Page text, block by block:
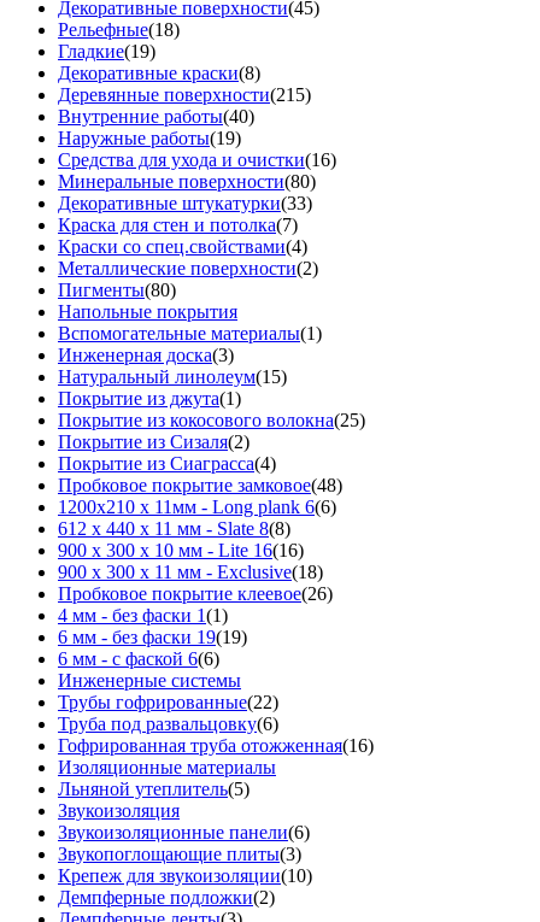
Декоративные поверхности(45)
Рельефные(18)
Гладкие(19)
Декоративные краски(8)
Деревянные поверхности(215)
Внутренние работы(40)
Наружные работы(19)
Средства для ухода и очистки(16)
Минеральные поверхности(80)
Декоративные штукатурки(33)
Краска для стен и потолка(7)
Краски со спец.свойствами(4)
Металлические поверхности(2)
Пигменты(80)
Напольные покрытия
Вспомогательные материалы(1)
Инженерная доска(3)
Натуральный линолеум(15)
Покрытие из джута(1)
Покрытие из кокосового волокна(25)
Покрытие из Сизаля(2)
Покрытие из Сиаграсса(4)
Пробковое покрытие замковое(48)
1200х210 х 11мм - Long plank 6(6)
612 х 440 х 11 мм - Slate 8(8)
900 х 300 х 10 мм - Lite 16(16)
900 х 300 х 11 мм - Exclusive(18)
Пробковое покрытие клеевое(26)
4 мм - без фаски 1(1)
6 мм - без фаски 19(19)
6 мм - с фаской 6(6)
Инженерные системы
Трубы гофрированные(22)
Труба под развальцовку(6)
Гофрированная труба отожженная(16)
Изоляционные материалы
Льняной утеплитель(5)
Звукоизоляция
Звукоизоляционные панели(6)
Звукопоглощающие плиты(3)
Крепеж для звукоизоляции(10)
Демпферные подложки(2)